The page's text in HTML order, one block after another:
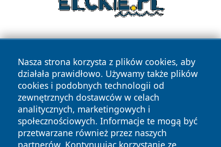
Nasza strona korzysta z plików cookies, aby
działała prawidłowo. Używamy także plików
cookies i podobnych technologii od
zewnętrznych dostawców w celach
analitycznych, marketingowych i
społecznościowych. Informacje te mogą być
przetwarzane również przez naszych
partnerów. Kontynuując korzystanie ze
Copyright © 2026 stargardlokalnie.pl Wszystkie prawa
zastrzeżone.